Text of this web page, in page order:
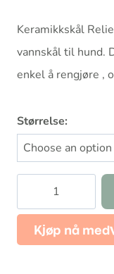
Keramikkskål
vannskål til hund.
enkel å rengjøre ,
Størrelse:
Keramikkskål
Relieff
Svart